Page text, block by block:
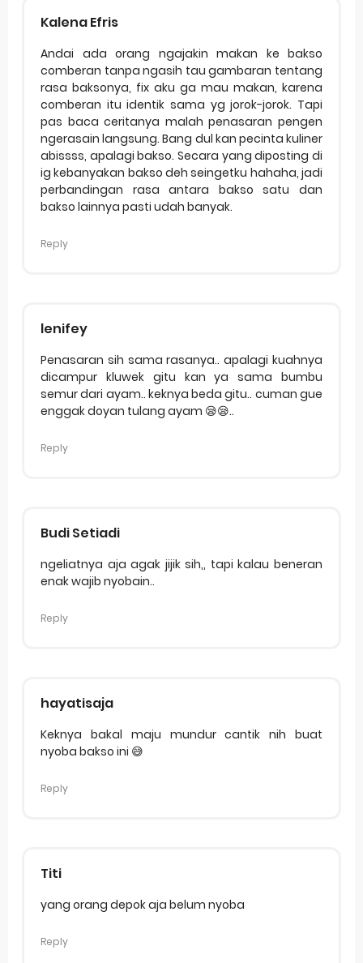
Kalena Efris
Andai ada orang ngajakin makan ke bakso
comberan tanpa ngasih tau gambaran tentang
rasa baksonya, fix aku ga mau makan, karena
comberan itu identik sama yg jorok-jorok. Tapi
pas baca ceritanya malah penasaran pengen
ngerasain langsung. Bang dul kan pecinta kuliner
abissss, apalagi bakso. Secara yang diposting di
ig kebanyakan bakso deh seingetku hahaha, jadi
perbandingan rasa antara bakso satu dan
bakso lainnya pasti udah banyak.
Reply
lenifey
Penasaran sih sama rasanya.. apalagi kuahnya
dicampur kluwek gitu kan ya sama bumbu
semur dari ayam.. keknya beda gitu.. cuman gue
enggak doyan tulang ayam 😪😪..
Reply
Budi Setiadi
ngeliatnya aja agak jijik sih,, tapi kalau beneran
enak wajib nyobain..
Reply
hayatisaja
Keknya bakal maju mundur cantik nih buat
nyoba bakso ini 😅
Reply
Titi
yang orang depok aja belum nyoba
Reply